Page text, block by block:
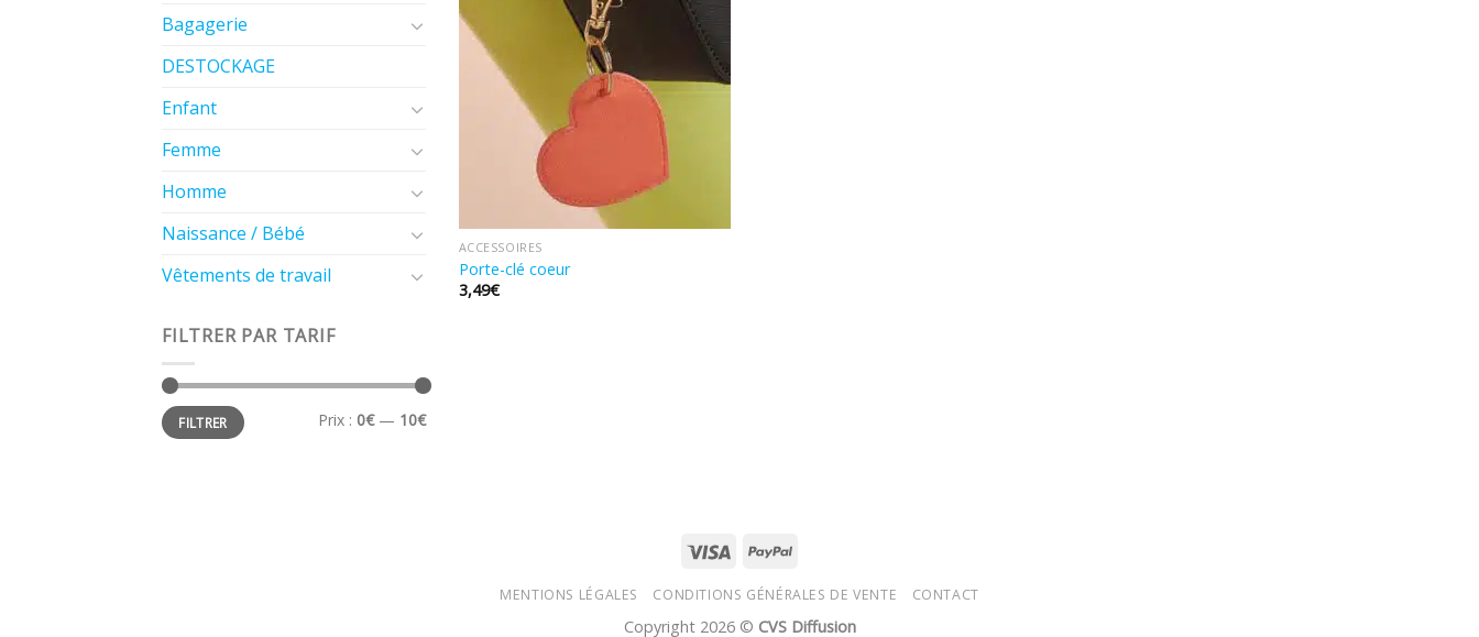
Bagagerie
DESTOCKAGE
Enfant
Femme
Homme
Naissance / Bébé
Vêtements de travail
FILTRER PAR TARIF
Prix
min
Prix
maxFILTRER Prix : 0€— 10€
ACCESSOIRES
Porte-clé coeur
3,49€
MENTIONS LÉGALES CONDITIONS GÉNÉRALES DE VENTE CONTACT
Copyright 2026 © CVS Diffusion